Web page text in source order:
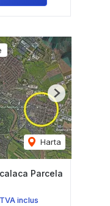
Harta
Next
Parcela
inclus